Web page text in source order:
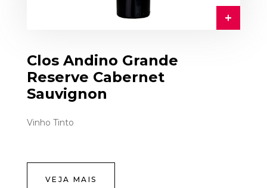
Clos Andino Grande
Reserve Cabernet
Sauvignon
Vinho Tinto
VEJA MAIS